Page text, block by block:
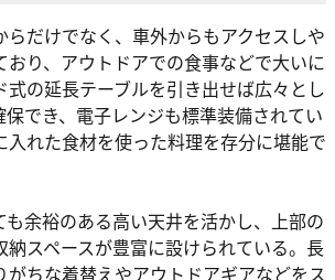
らだけでなく、車外からもアクセスしや
おり、アウトドアでの食事などで大いに
の延長テーブルを引き出せば広々とし
でき、電子レンジも標準装備されてい
入れた食材を使った料理を存分に堪能で
も余裕のある高い天井を活かし、上部の
納スペースが豊富に設けられている。長
ちな着替えやアウトドアギアなどをス